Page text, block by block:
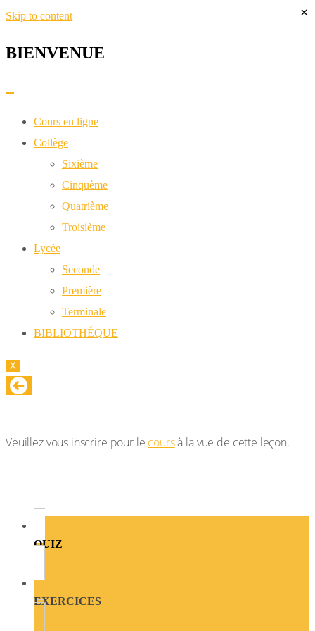
Skip to content
BIENVENUE​
Cours en ligne
Collège
Sixième
Cinquème
Quatrième
Troisième
Lycée
Seconde
Première
Terminale
BIBLIOTHÉQUE
X
Veuillez vous inscrire pour le coursà la vue de cette leçon.
QUIZ
EXERCICES
×